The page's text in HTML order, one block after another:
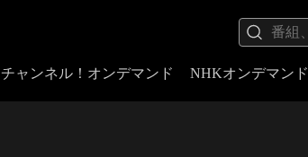
チャンネル！オンデマンド NHKオンデマンド